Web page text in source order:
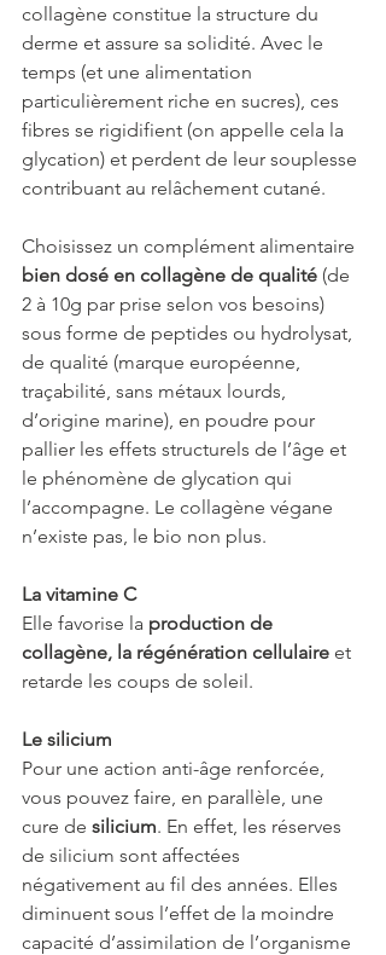
collagène constitue la structure du
derme et assure sa solidité. Avec le
temps (et une alimentation
particulièrement riche en sucres), ces
fibres se rigidifient (on appelle cela la
glycation) et perdent de leur souplesse
contribuant au relâchement cutané.
Choisissez un complément alimentaire
bien dosé en collagène de qualité (de
2 à 10g par prise selon vos besoins)
sous forme de peptides ou hydrolysat,
de qualité (marque européenne,
traçabilité, sans métaux lourds,
d’origine marine), en poudre pour
pallier les effets structurels de l’âge et
le phénomène de glycation qui
l’accompagne. Le collagène végane
n’existe pas, le bio non plus.
La vitamine C
Elle favorise la production de
collagène, la régénération cellulaire et
retarde les coups de soleil.
Le silicium
Pour une action anti-âge renforcée,
vous pouvez faire, en parallèle, une
cure de silicium. En effet, les réserves
de silicium sont affectées
négativement au fil des années. Elles
diminuent sous l’effet de la moindre
capacité d’assimilation de l’organisme